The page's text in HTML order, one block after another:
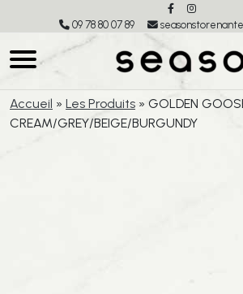
09 78 80 07 89
Accueil » Les Produits » GOLDEN
CREAM/GREY/BEIGE/BURGUNDY